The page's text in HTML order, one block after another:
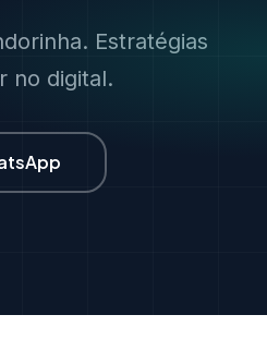
Estratégias
no digital.